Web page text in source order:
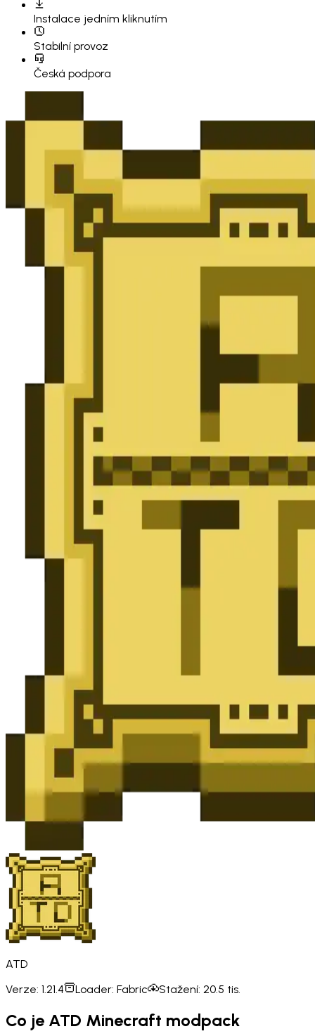
Instalace jedním kliknutím
Stabilní provoz
Česká podpora
ATD
Verze: 1.21.4 Loader: Fabric Stažení: 20.5 tis.
Co je ATD Minecraft modpack